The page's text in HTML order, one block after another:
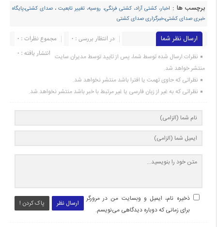
برچسب ها : اخبار، کشتی آزاد، کشتی فرنگی، روسیه، تغییر تابعیت، صدای کشتی،پایگاه
خبری صدای کشتی،خبرگزاری صدای کشتی
ارسال نظر شما مجموع نظرات : 0
در انتظار بررسی : 0
انتشار یافته : ۰ نظرات ارسال شده توسط شما، پس از تایید توسط مدیران سایت
منتشر خواهد شد.
نظراتی که حاوی تهمت یا افترا باشد منتشر نخواهد شد.
نظراتی که به غیر از زبان فارسی یا غیر مرتبط با خبر باشد منتشر نخواهد شد.
ارسال نظر پاک کردن !
ذخیره نام، ایمیل و وبسایت من در مرورگر
برای زمانی که دوباره دیدگاهی می‌نویسم.